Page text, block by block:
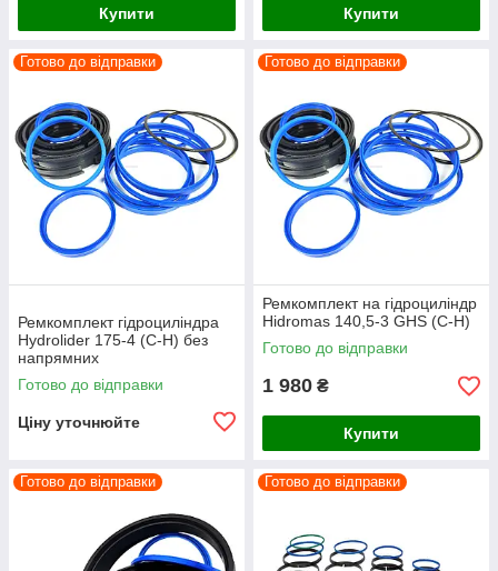
Купити Купити
Готово до відправки
Ремкомплект гідроциліндра
Hydrolider 175-4 (C-H) без
напрямних
Готово до відправки
Ціну уточнюйте
Готово до відправки
Ремкомплект на гідроциліндр
Hidromas 140,5-3 GHS (C-H)
Готово до відправки
1 980 ₴
Купити
Готово до відправки Готово до відправки